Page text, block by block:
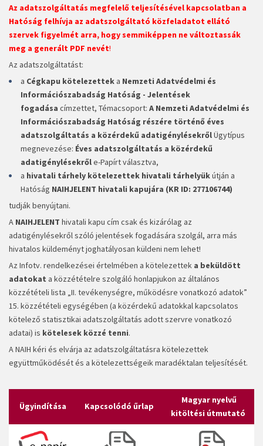
Az adatszolgáltatás megfelelő teljesítésével kapcsolatban a
Hatóság felhívja az adatszolgáltató közfeladatot ellátó
szervek figyelmét arra, hogysemmiképpen ne változtassák
meg a generált PDF nevét!
Az adatszolgáltatást:
a Cégkapu kötelezettek a Nemzeti Adatvédelmi és
Információszabadság Hatóság - Jelentések
fogadása címzettet, Témacsoport: A Nemzeti Adatvédelmi és
Információszabadság Hatóság részére történő éves
adatszolgáltatás a közérdekű adatigénylésekrőlÜgytípus
megnevezése: Éves adatszolgáltatás a közérdekű
adatigénylésekrőle-Papírt választva,
a hivatali tárhely kötelezettek hivatali tárhelyükútján a
Hatóság NAIHJELENT hivatali kapujára (KR ID: 277106744)
tudják benyújtani.
A NAIHJELENT hivatali kapu cím csak és kizárólag az
adatigénylésekről szóló jelentések fogadására szolgál, arra más
hivatalos küldeményt joghatályosan küldeni nem lehet!
Az Infotv. rendelkezései értelmében a kötelezettek a beküldött
adatokat a közzétételre szolgáló honlapjukon az általános
közzétételi lista „II. tevékenységre, működésre vonatkozó adatok”
15. közzétételi egységében (a közérdekű adatokkal kapcsolatos
kötelező statisztikai adatszolgáltatás adott szervre vonatkozó
adatai) is kötelesek közzé tenni.
A NAIH kéri és elvárja az adatszolgáltatásra kötelezettek
együttműködését és a kötelezettségeik maradéktalan teljesítését.
Ügyindítása Kapcsolódó űrlap
Magyar nyelvű
kitöltési útmutató